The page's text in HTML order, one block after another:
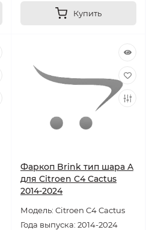
Купить
Фаркоп Brink тип шара A
для Citroen C4 Cactus
2014-2024
Модель: Citroen C4 Cactus
Года выпуска: 2014-2024